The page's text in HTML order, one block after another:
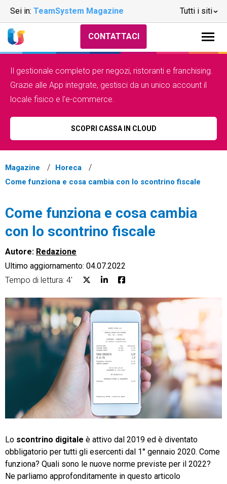
Sei in: TeamSystem Magazine Tutti i siti
Ecommerce
Email Marketing
Fatturazione
Financial Solutions
Trust Services
TeamSystem Corporate
TeamSystem Store
CONTATTACI
Il gestionale completo per negozi, ristoranti e franchising.
Grazie alle App integrate, gestisci da un unico account il
locale fisico e l'e-commerce.
SCOPRI CASSA IN CLOUD
Magazine
Horeca
Come funziona e cosa cambia con lo scontrino fiscale
Come funziona e cosa cambia
con lo scontrino fiscale
Autore: Redazione
Ultimo aggiornamento: 04.07.2022
Tempo di lettura: 4'
Lo scontrino digitale è attivo dal 2019 ed è diventato
obbligatorio per tutti gli esercenti dal 1° gennaio 2020. Come
funziona? Quali sono le nuove norme previste per il 2022?
Ne parliamo approfonditamente in questo articolo